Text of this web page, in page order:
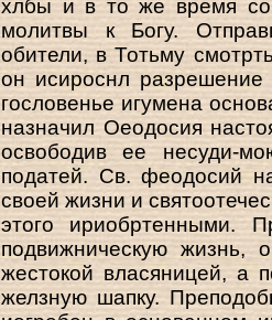
хлбы и в то же время
молитвы к Богу.
обители, в Тотьму
он исироснл
гословенье игумена
назначил Оеодосия
освободив ее несуди-
податей. Св. феодосий
своей жизни и
этого ириобртенными.
подвижническую жизнь,
жестокой власяницей, а
желзную шапку.